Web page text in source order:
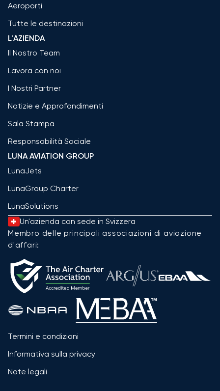
Aeroporti
Tutte le destinazioni
L'AZIENDA
Il Nostro Team
Lavora con noi
I Nostri Partner
Notizie e Approfondimenti
Sala Stampa
Responsabilità Sociale
LUNA AVIATION GROUP
LunaJets
LunaGroup Charter
LunaSolutions
Un'azienda con sede in Svizzera
Membro delle principali associazioni di aviazione
d'affari:
Termini e condizioni
Informativa sulla privacy
Note legali